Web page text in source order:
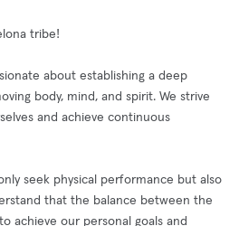
tribe!
about establishing a deep
body, mind, and spirit. We strive
and achieve continuous
seek physical performance but also
that the balance between the
achieve our personal goals and